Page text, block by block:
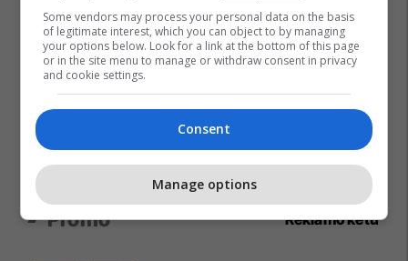
Promo Reklamo këtu
Some vendors may process your personal data on the basis
of legitimate interest, which you can object to by managing
your options below. Look for a link at the bottom of this page
or in the site menu to manage or withdraw consent in privacy
and cookie settings.
Consent
Manage options